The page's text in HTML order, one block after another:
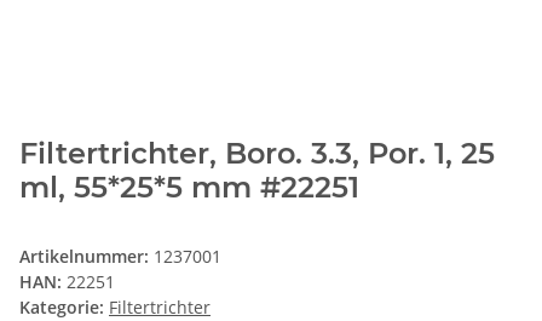
Filtertrichter, Boro. 3.3, Por. 1, 25
ml, 55*25*5 mm #22251
Artikelnummer: 1237001
HAN: 22251
Kategorie: Filtertrichter